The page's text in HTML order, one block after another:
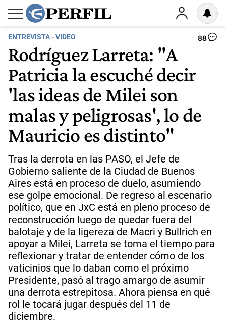
ENTREVISTA - VIDEO 88
Rodríguez Larreta: "A
Patricia la escuché decir
'las ideas de Milei son
malas y peligrosas', lo de
Mauricio es distinto"
Tras la derrota en las PASO, el Jefe de
Gobierno saliente de la Ciudad de Buenos
Aires está en proceso de duelo, asumiendo
ese golpe emocional. De regreso al escenario
político, que en JxC está en pleno proceso de
reconstrucción luego de quedar fuera del
balotaje y de la ligereza de Macri y Bullrich en
apoyar a Milei, Larreta se toma el tiempo para
reflexionar y tratar de entender cómo de los
vaticinios que lo daban como el próximo
Presidente, pasó al trago amargo de asumir
una derrota estrepitosa. Ahora piensa en qué
rol le tocará jugar después del 11 de
diciembre.